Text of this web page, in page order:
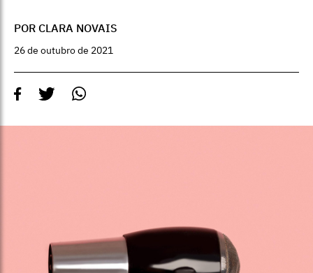
POR CLARA NOVAIS
26 de outubro de 2021